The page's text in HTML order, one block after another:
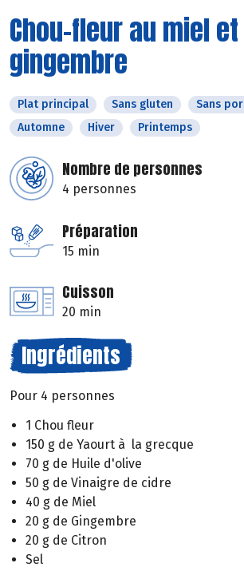
Chou-fleur au miel
gingembre
Plat principal Sans gluten Sans
Automne
Hiver Printemps
Nombre de personnes
4 personnes
Préparation
15 min
Cuisson
20 min
Ingrédients
Pour 4 personnes
1 Chou fleur
150 g de Yaourt à la grecque
70 g de Huile d'olive
50 g de Vinaigre de cidre
40 g de Miel
20 g de Gingembre
20 g de Citron
Sel